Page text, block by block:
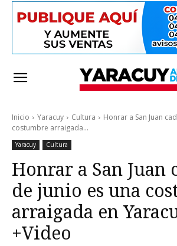
Inicio Yaracuy Cultura
Honrar a San Juan
costumbre arraigada...
Yaracuy Cultura
Honrar a San Juan
de junio es una
arraigada en
+Video